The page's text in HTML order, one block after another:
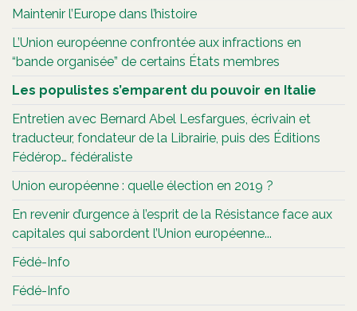
Maintenir l’Europe dans l’histoire
L’Union européenne confrontée aux infractions en
“bande organisée” de certains États membres
Les populistes s’emparent du pouvoir en Italie
Entretien avec Bernard Abel Lesfargues, écrivain et
traducteur, fondateur de la Librairie, puis des Éditions
Fédérop… fédéraliste
Union européenne : quelle élection en 2019 ?
En revenir d’urgence à l’esprit de la Résistance face aux
capitales qui sabordent l’Union européenne...
Fédé-Info
Fédé-Info